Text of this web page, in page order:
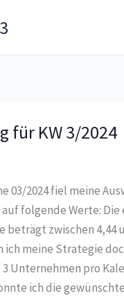
für KW 3/2024
03/2024 fiel meine
folgende Werte:
zwischen 4,44
ich meine Strategie
Unternehmen pro
ich die